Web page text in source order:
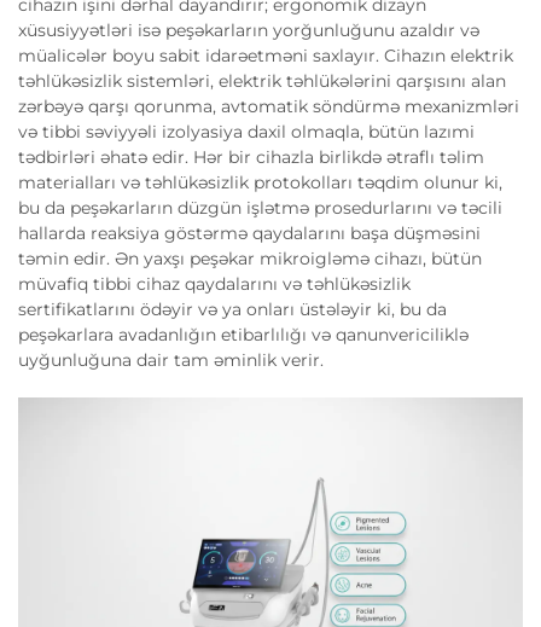
cihazın işini dərhal dayandırır; ergonomik dizayn
xüsusiyyətləri isə peşəkarların yorğunluğunu azaldır və
müalicələr boyu sabit idarəetməni saxlayır. Cihazın elektrik
təhlükəsizlik sistemləri, elektrik təhlükələrini qarşısını alan
zərbəyə qarşı qorunma, avtomatik söndürmə mexanizmləri
və tibbi səviyyəli izolyasiya daxil olmaqla, bütün lazımi
tədbirləri əhatə edir. Hər bir cihazla birlikdə ətraflı təlim
materialları və təhlükəsizlik protokolları təqdim olunur ki,
bu da peşəkarların düzgün işlətmə prosedurlarını və təcili
hallarda reaksiya göstərmə qaydalarını başa düşməsini
təmin edir. Ən yaxşı peşəkar mikroigləmə cihazı, bütün
müvafiq tibbi cihaz qaydalarını və təhlükəsizlik
sertifikatlarını ödəyir və ya onları üstələyir ki, bu da
peşəkarlara avadanlığın etibarlılığı və qanunvericiliklə
uyğunluğuna dair tam əminlik verir.